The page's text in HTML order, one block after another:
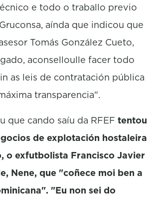
e todo o traballo previo
aínda que indicou que
Tomás González Cueto,
aconselloulle facer todo
as leis de contratación pública
transparencia".
que cando saíu da RFEF tentou
de explotación hostaleira
o exfutbolista Francisco Javier
Nene, que "coñece moi ben a
"Eu non sei do